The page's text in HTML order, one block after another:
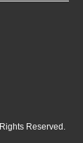
Reserved.